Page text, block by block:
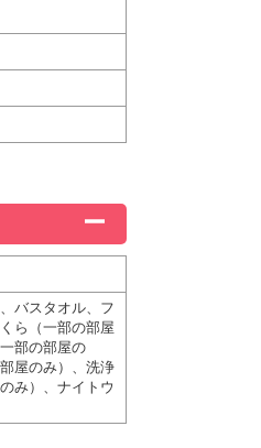
バスタオル、フ
ら（一部の部屋
部の部屋の
屋のみ）、洗浄
み）、ナイトウ